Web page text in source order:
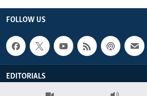
FOLLOW US
EDITORIALS